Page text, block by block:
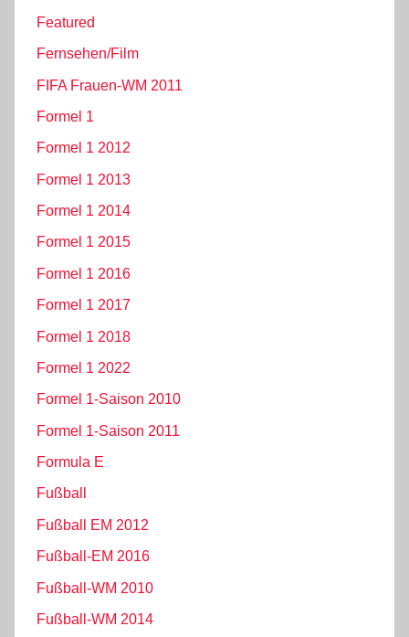
Featured
Fernsehen/Film
FIFA Frauen-WM 2011
Formel 1
Formel 1 2012
Formel 1 2013
Formel 1 2014
Formel 1 2015
Formel 1 2016
Formel 1 2017
Formel 1 2018
Formel 1 2022
Formel 1-Saison 2010
Formel 1-Saison 2011
Formula E
Fußball
Fußball EM 2012
Fußball-EM 2016
Fußball-WM 2010
Fußball-WM 2014